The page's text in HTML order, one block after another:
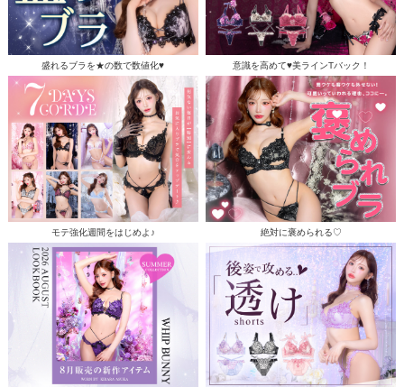
盛れるブラを★の数で数値化♥ 意識を高めて♥美ラインTバック！
モテ強化週間をはじめよ♪ 絶対に褒められる♡